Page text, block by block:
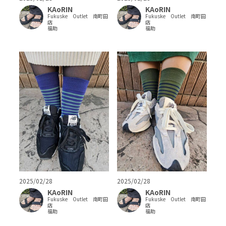
KAoRIN
Fukuske Outlet 南町田
店
福助
KAoRIN
Fukuske Outlet 南町田
店
福助
2025/02/28
KAoRIN
Fukuske Outlet 南町田
店
福助
2025/02/28
KAoRIN
Fukuske Outlet 南町田
店
福助